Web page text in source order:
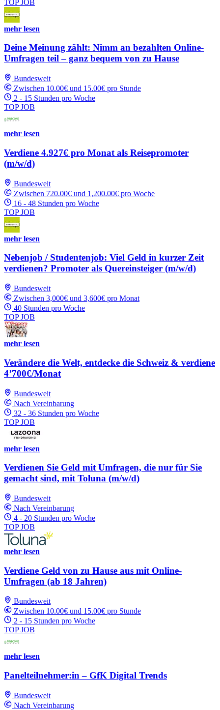
TOP JOB
mehr lesen
Deine Meinung zählt: Nimm an bezahlten Online-
Umfragen teil – ganz bequem von zu Hause
Bundesweit
Zwischen 10.00€ und 15.00€ pro Stunde
2 - 15 Stunden pro Woche
TOP JOB
mehr lesen
Verdiene 4.927€ pro Monat als Reisepromoter
(m/w/d)
Bundesweit
Zwischen 720.00€ und 1,200.00€ pro Woche
16 - 48 Stunden pro Woche
TOP JOB
mehr lesen
Nebenjob / Studentenjob: Viel Geld in kurzer Zeit
verdienen? Promoter als Quereinsteiger (m/w/d)
Bundesweit
Zwischen 3,000€ und 3,600€ pro Monat
40 Stunden pro Woche
TOP JOB
mehr lesen
Verändere die Welt, entdecke die Schweiz & verdiene
4’700€/Monat
Bundesweit
Nach Vereinbarung
32 - 36 Stunden pro Woche
TOP JOB
mehr lesen
Verdienen Sie Geld mit Umfragen, die nur für Sie
gemacht sind, mit Toluna (m/w/d)
Bundesweit
Nach Vereinbarung
4 - 20 Stunden pro Woche
TOP JOB
mehr lesen
Verdiene Geld von zu Hause aus mit Online-
Umfragen (ab 18 Jahren)
Bundesweit
Zwischen 10.00€ und 15.00€ pro Stunde
2 - 15 Stunden pro Woche
TOP JOB
mehr lesen
Panelteilnehmer:in – GfK Digital Trends
Bundesweit
Nach Vereinbarung